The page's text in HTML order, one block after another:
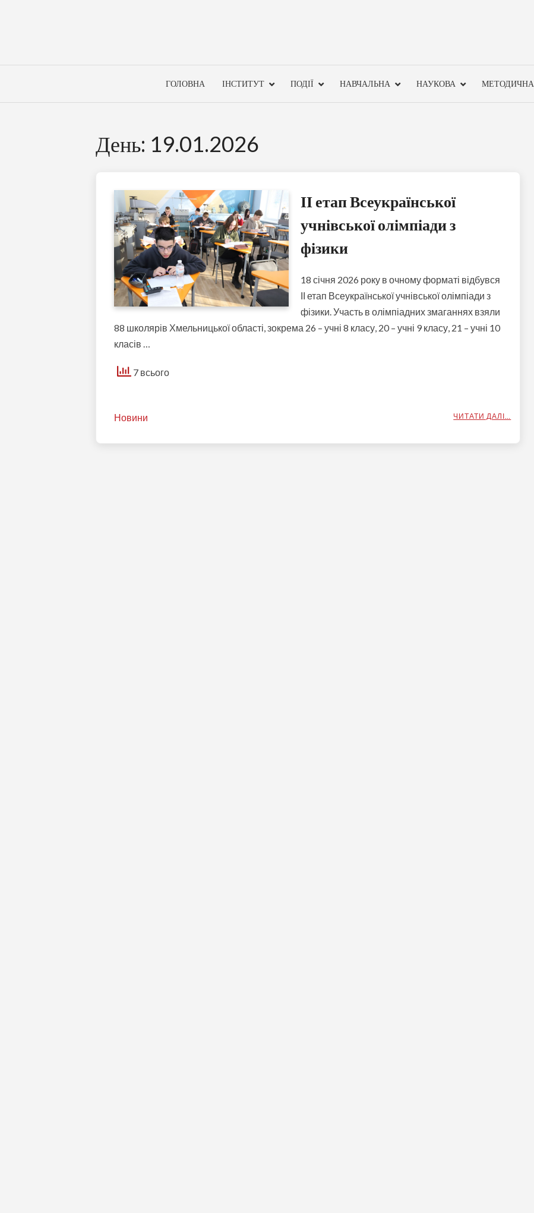
ГОЛОВНА ІНСТИТУТ ПОДІЇ НАВЧАЛЬНА НАУКОВА МЕТОДИЧНА
День: 19.01.2026
ІІ етап Всеукраїнської
учнівської олімпіади з
фізики
18 січня 2026 року в очному форматі відбувся
ІІ етап Всеукраїнської учнівської олімпіади з
фізики. Участь в олімпіадних змаганнях взяли
88 школярів Хмельницької області, зокрема 26 – учні 8 класу, 20 – учні 9 класу, 21 – учні 10
класів …
ЧИТАТИ ДАЛІ…
7 всього
Новини